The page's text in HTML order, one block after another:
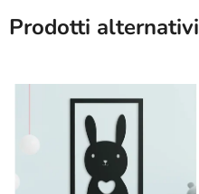
Prodotti alternativi